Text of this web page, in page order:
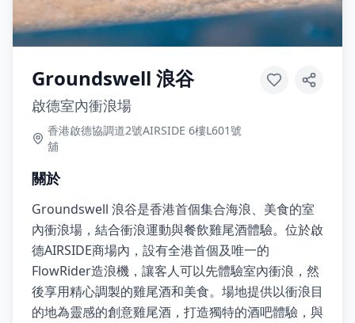
Groundswell 浪谷
啟德室內衝浪場
香港啟德協調道2號AIRSIDE 6樓L601號
舖
關於
Groundswell 浪谷是香港首個集合海浪、美食的室
內衝浪場，結合衝浪運動與餐飲雞尾酒體驗。位於啟
德AIRSIDE商場內，設有全港首個及唯一的
FlowRider造浪機，讓客人可以先體驗室內衝浪，然
後享用精心調製的雞尾酒和美食。場地提供以衝浪目
的地為靈感的創意雞尾酒，打造獨特的酒吧體驗，與